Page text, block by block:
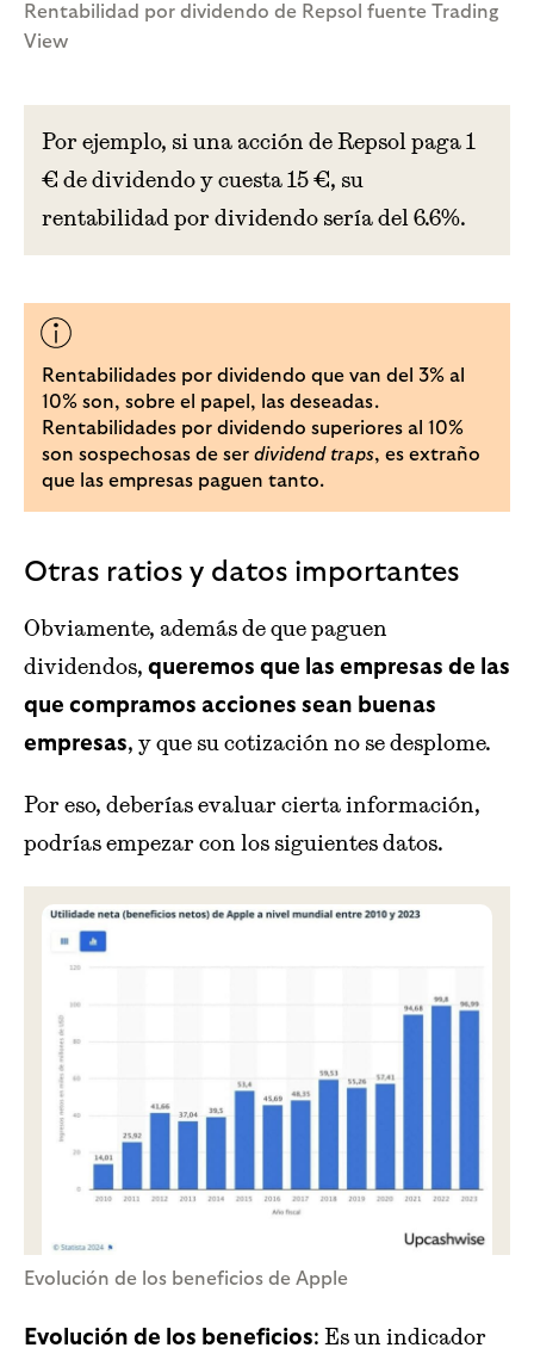
Rentabilidad por dividendo de Repsol fuente Trading
View
Por ejemplo, si una acción de Repsol paga 1
€ de dividendo y cuesta 15 €, su
rentabilidad por dividendo sería del 6.6%.
Rentabilidades por dividendo que van del 3% al
10% son, sobre el papel, las deseadas.
Rentabilidades por dividendo superiores al 10%
son sospechosas de ser dividend traps, es extraño
que las empresas paguen tanto.
Otras ratios y datos importantes
Obviamente, además de que paguen
dividendos, queremos que las empresas de las
que compramos acciones sean buenas
empresas, y que su cotización no se desplome.
Por eso, deberías evaluar cierta información,
podrías empezar con los siguientes datos.
Evolución de los beneficios de Apple
Evolución de los beneficios: Es un indicador